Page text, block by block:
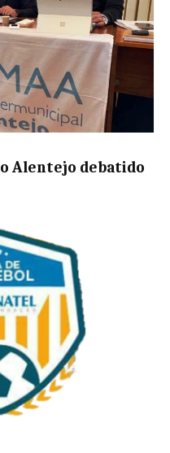
Alentejo debatido